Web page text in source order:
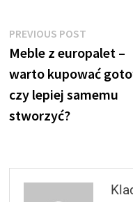
Nawigacja
wpisu
PREVIOUS POST
post:
Meble z europalet –
warto kupować
czy lepiej samemu
stworzyć?